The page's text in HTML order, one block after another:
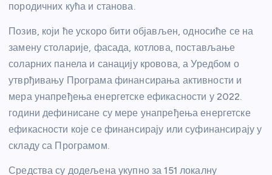
породичних кућа и станова.
Позив, који ће ускоро бити објављен, односиће се на
замену столарије, фасада, котлова, постављање
соларних панела и санацију кровова, а Уредбом о
утврђивању Програма финансирања активности и
мера унапређења енергетске ефикасности у 2022.
години дефинисане су мере унапређења енергетске
ефикасности које се финансирају или суфинансирају у
складу са Програмом.
Средства су додељена укупно за 151 локалну